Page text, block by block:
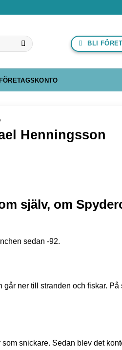
BLI
Henningsson
själv, om
sedan -92.
ner till stranden och fiskar. På
snickare. Sedan blev det